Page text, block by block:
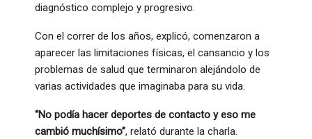
diagnóstico complejo y progresivo.
Con el correr de los años, explicó, comenzaron a
aparecer las limitaciones físicas, el cansancio y los
problemas de salud que terminaron alejándolo de
varias actividades que imaginaba para su vida.
“No podía hacer deportes de contacto y eso me
cambió muchísimo”, relató durante la charla.